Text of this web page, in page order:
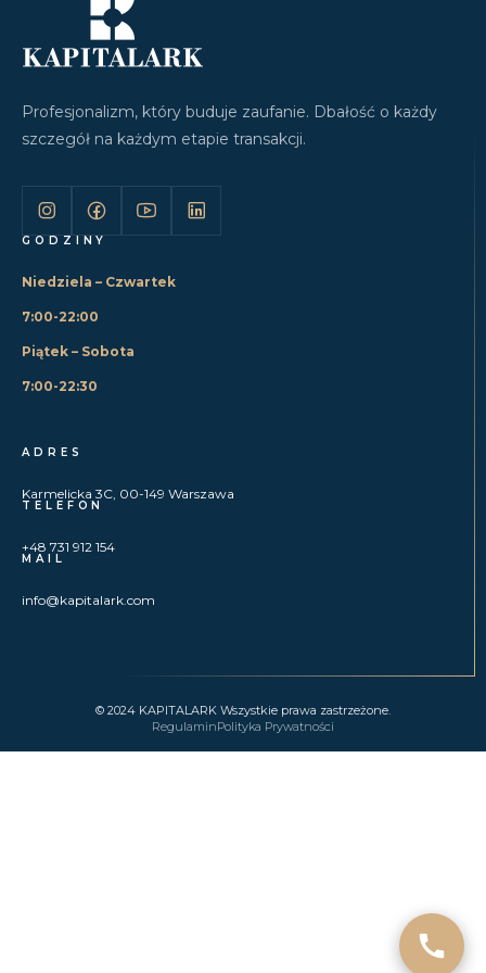
Profesjonalizm, który buduje zaufanie. Dbałość o każdy
szczegół na każdym etapie transakcji.
GODZINY
Niedziela – Czwartek
7:00-22:00
Piątek – Sobota
7:00-22:30
ADRES
Karmelicka 3C, 00-149 Warszawa
TELEFON
+48 731 912 154
MAIL
info@kapitalark.com
© 2024 KAPITALARK Wszystkie prawa zastrzeżone.
RegulaminPolityka Prywatności